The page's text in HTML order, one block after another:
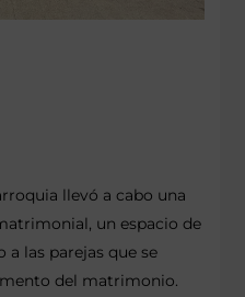
llevó a cabo una
un espacio de
las parejas que se
del matrimonio.